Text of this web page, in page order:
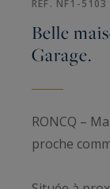
RÉF. NF1-5103
Belle
Garage.
RONCQ –
proche